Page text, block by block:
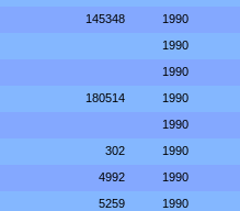
145348 1990
1990
1990
180514 1990
1990
302 1990
4992 1990
5259 1990